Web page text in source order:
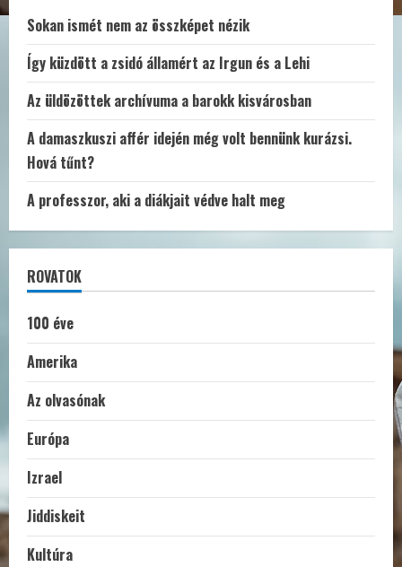
Sokan ismét nem az összképet nézik
Így küzdött a zsidó államért az Irgun és a Lehi
Az üldözöttek archívuma a barokk kisvárosban
A damaszkuszi affér idején még volt bennünk kurázsi.
Hová tűnt?
A professzor, aki a diákjait védve halt meg
ROVATOK
100 éve
Amerika
Az olvasónak
Európa
Izrael
Jiddiskeit
Kultúra